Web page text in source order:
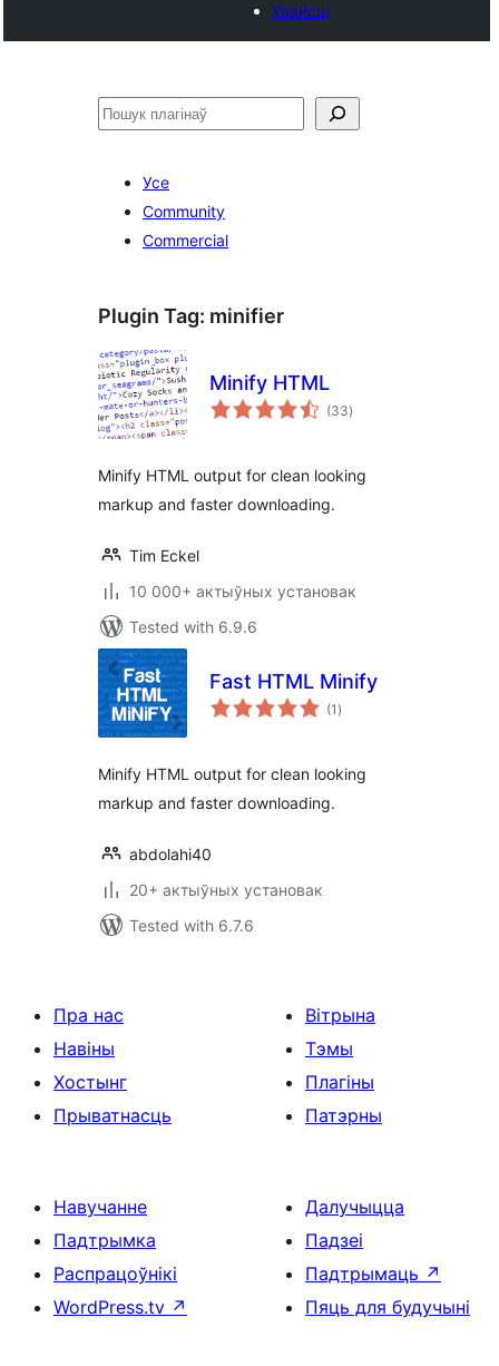
Увайсці
Пошук
Усе
Community
Commercial
Plugin Tag: minifier
Minify HTML
(33total
ratings
)
Minify HTML output for clean looking
markup and faster downloading.
Tim Eckel
10 000+ актыўных установак
Tested with 6.9.6
Fast HTML Minify
(1 total
ratings
)
Minify HTML output for clean looking
markup and faster downloading.
abdolahi40
20+ актыўных установак
Tested with 6.7.6
Пра нас
Навіны
Хостынг
Прыватнасць
Вітрына
Тэмы
Плагіны
Патэрны
Навучанне
Падтрымка
Распрацоўнікі
WordPress.tv ↗
Далучыцца
Падзеі
Падтрымаць ↗
Пяць для будучыні